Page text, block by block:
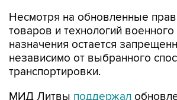
Несмотря на обновленные
товаров и технологий
назначения остается
независимо от выбранного
транспортировки.
МИД Литвы поддержал